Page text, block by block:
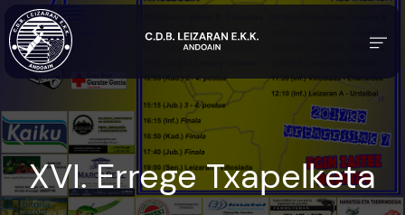
XVI. Errege Txapelketa